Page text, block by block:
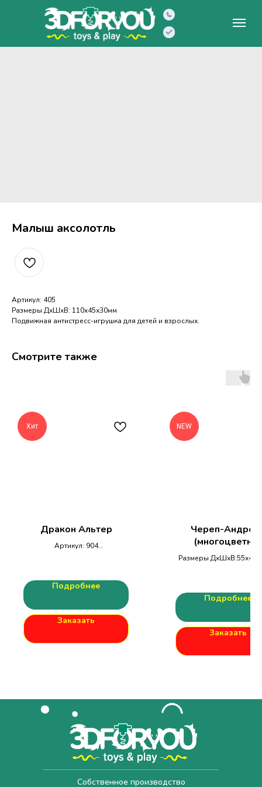
Малыш аксолотль
Артикул: 405
Размеры ДхШхВ: 110х45х30мм
Подвижная антистресс-игрушка для детей и взрослых.
Смотрите также
Хит
Дракон Альтер
Артикул: 904
Подробнее
Заказать
NEW
Череп-
(многоцветная
печать)
Размеры
Подробнее
Заказать
Собственное производство